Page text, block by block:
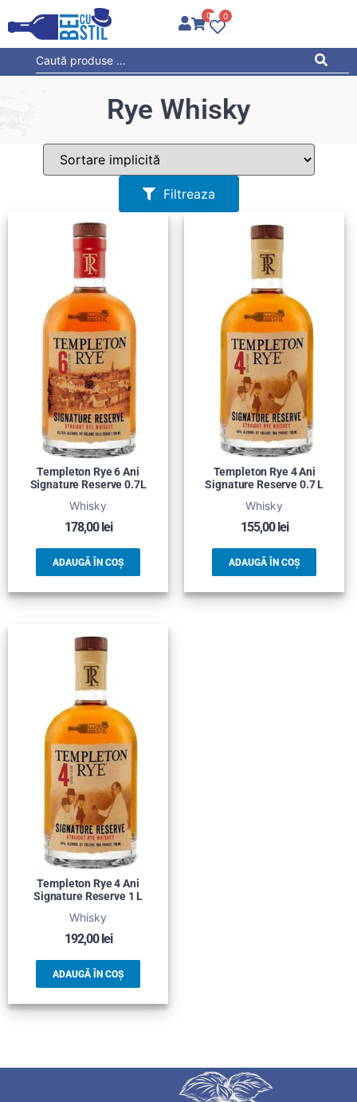
0 0
Rye Whisky
Filtreaza
Templeton Rye 6 Ani
Signature Reserve 0.7L
Whisky
178,00lei
ADAUGĂ ÎN COȘ
Templeton Rye 4 Ani
Signature Reserve 0.7 L
Whisky
155,00lei
ADAUGĂ ÎN COȘ
Templeton Rye 4 Ani
Signature Reserve 1 L
Whisky
192,00lei
ADAUGĂ ÎN COȘ